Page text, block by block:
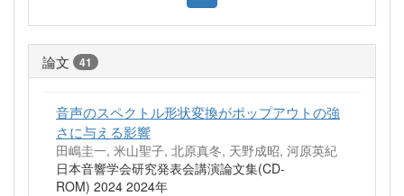
論文 41
音声のスペクトル形状変換がポップアウトの強
さに与える影響
田嶋圭一, 米山聖子, 北原真冬, 天野成昭, 河原英紀
日本音響学会研究発表会講演論文集(CD-
ROM) 2024 2024年